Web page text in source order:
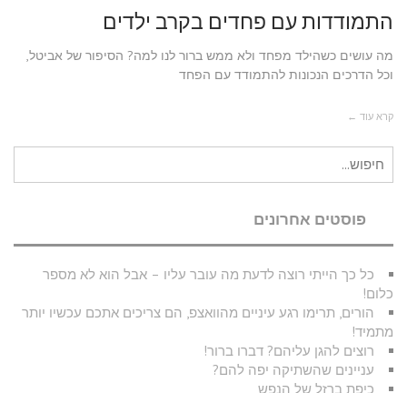
התמודדות עם פחדים בקרב ילדים
מה עושים כשהילד מפחד ולא ממש ברור לנו למה? הסיפור של אביטל,
וכל הדרכים הנכונות להתמודד עם הפחד
קרא עוד ←
עבור:
פוסטים אחרונים
כל כך הייתי רוצה לדעת מה עובר עליו – אבל הוא לא מספר
כלום!
הורים, תרימו רגע עיניים מהוואצפ, הם צריכים אתכם עכשיו יותר
מתמיד!
רוצים להגן עליהם? דברו ברור!
עניינים שהשתיקה יפה להם?
כיפת ברזל של הנפש